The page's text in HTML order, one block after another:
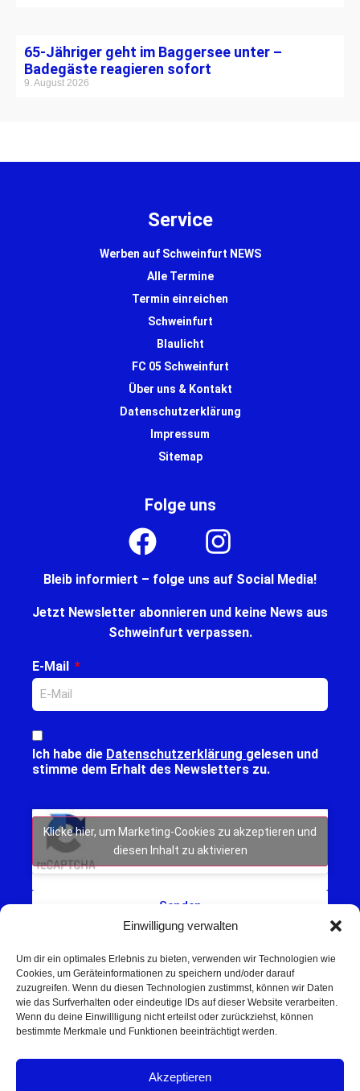
Einwilligung verwalten
Um dir ein optimales Erlebnis zu bieten, verwenden wir Technologien wie
Cookies, um Geräteinformationen zu speichern und/oder darauf
zuzugreifen. Wenn du diesen Technologien zustimmst, können wir Daten
wie das Surfverhalten oder eindeutige IDs auf dieser Website verarbeiten.
Wenn du deine Einwillligung nicht erteilst oder zurückziehst, können
bestimmte Merkmale und Funktionen beeinträchtigt werden.
Akzeptieren
65-Jähriger geht im Baggersee unter –
Badegäste reagieren sofort
9. August 2026
Service
Werben auf Schweinfurt NEWS
Alle Termine
Termin einreichen
Schweinfurt
Blaulicht
FC 05 Schweinfurt
Über uns & Kontakt
Datenschutzerklärung
Impressum
Sitemap
Schweinfurt NEWS – Aktuelle Nachrichten,
Umgebung.
Folge uns
Bleib informiert – folge uns auf Social Media!
Jetzt Newsletter abonnieren und keine News aus
Schweinfurt verpassen.
E-Mail
Ich habe die Datenschutzerklärung gelesen und
stimme dem Erhalt des Newsletters zu.
Klicke hier, um Marketing-Cookies zu akzeptieren und
diesen Inhalt zu aktivieren
Senden